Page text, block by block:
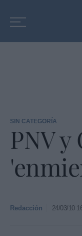
SIN CATEGORÍA
PNV
Redacción 24/03/10